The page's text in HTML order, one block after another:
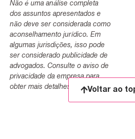
Não é uma análise completa
dos assuntos apresentados e
não deve ser considerada como
aconselhamento jurídico. Em
algumas jurisdições, isso pode
ser considerado publicidade de
advogados. Consulte o aviso de
privacidade da empresa para
obter mais detalhes.
Voltar ao